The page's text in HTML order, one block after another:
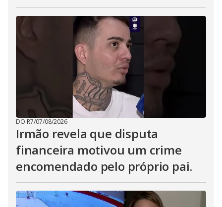
DO R7/07/08/2026
Irmão revela que disputa
financeira motivou um crime
encomendado pelo próprio pai.